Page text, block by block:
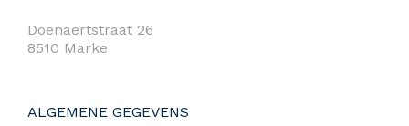
Doenaertstraat 26
8510 Marke
ALGEMENE GEGEVENS